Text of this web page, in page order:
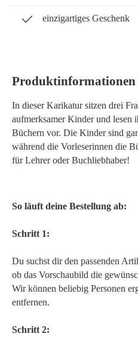
einzigartiges Geschenk
Produktinformationen
In dieser Karikatur sitzen drei
aufmerksamer Kinder und lesen
Büchern vor. Die Kinder sind
während die Vorleserinnen die
für Lehrer oder Buchliebhaber!
So läuft deine Bestellung ab:
Schritt 1:
Du suchst dir den passenden
ob das Vorschaubild die
Wir können beliebig Personen
entfernen.
Schritt 2: